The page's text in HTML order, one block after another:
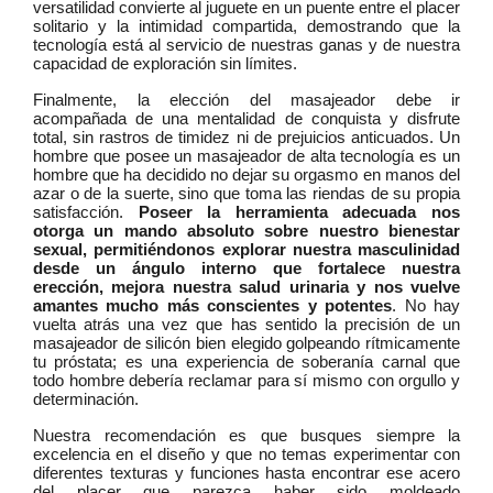
versatilidad convierte al juguete en un puente entre el placer
solitario y la intimidad compartida, demostrando que la
tecnología está al servicio de nuestras ganas y de nuestra
capacidad de exploración sin límites.
Finalmente, la elección del masajeador debe ir
acompañada de una mentalidad de conquista y disfrute
total, sin rastros de timidez ni de prejuicios anticuados. Un
hombre que posee un masajeador de alta tecnología es un
hombre que ha decidido no dejar su orgasmo en manos del
azar o de la suerte, sino que toma las riendas de su propia
satisfacción. Poseer la herramienta adecuada nos
otorga un mando absoluto sobre nuestro bienestar
sexual, permitiéndonos explorar nuestra masculinidad
desde un ángulo interno que fortalece nuestra
erección, mejora nuestra salud urinaria y nos vuelve
amantes mucho más conscientes y potentes. No hay
vuelta atrás una vez que has sentido la precisión de un
masajeador de silicón bien elegido golpeando rítmicamente
tu próstata; es una experiencia de soberanía carnal que
todo hombre debería reclamar para sí mismo con orgullo y
determinación.
Nuestra recomendación es que busques siempre la
excelencia en el diseño y que no temas experimentar con
diferentes texturas y funciones hasta encontrar ese acero